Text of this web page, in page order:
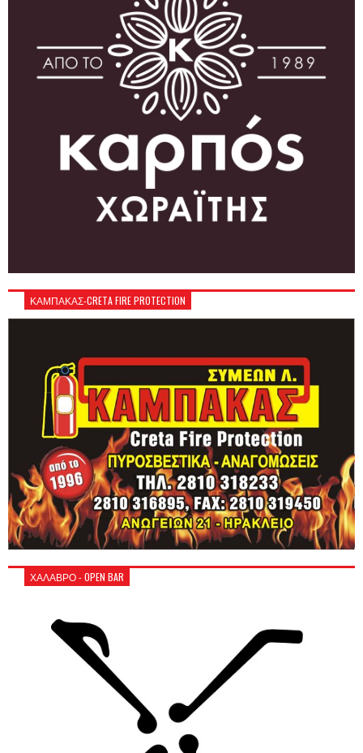
ΚΑΜΠΑΚΑΣ-CRETA FIRE PROTECTION
ΧΑΛΑΒΡΟ - OPEN BAR